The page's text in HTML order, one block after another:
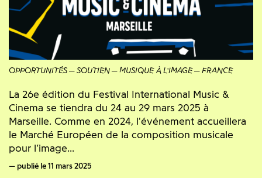
OPPORTUNITÉS SOUTIEN MUSIQUE À L'IMAGE FRANCE
La 26e édition du Festival International Music &
Cinema se tiendra du 24 au 29 mars 2025 à
Marseille. Comme en 2024, l'événement accueillera
le Marché Européen de la composition musicale
pour l’image...
publié le 11 mars 2025